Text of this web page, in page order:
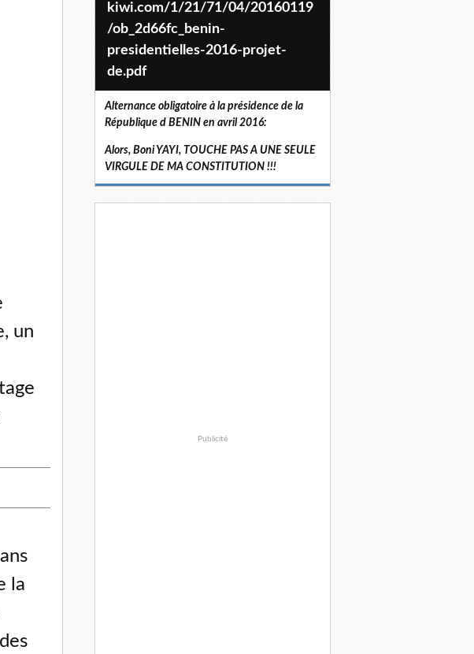
un
la
kiwi.com/1/21/71/04/20160119
/ob_2d66fc_benin-
presidentielles-2016-projet-
de.pdf
Alternance obligatoire à la présidence de la
République d BENIN en avril 2016:
Alors, Boni YAYI, TOUCHE PAS A UNE SEULE
VIRGULE DE MA CONSTITUTION !!!
Publicité